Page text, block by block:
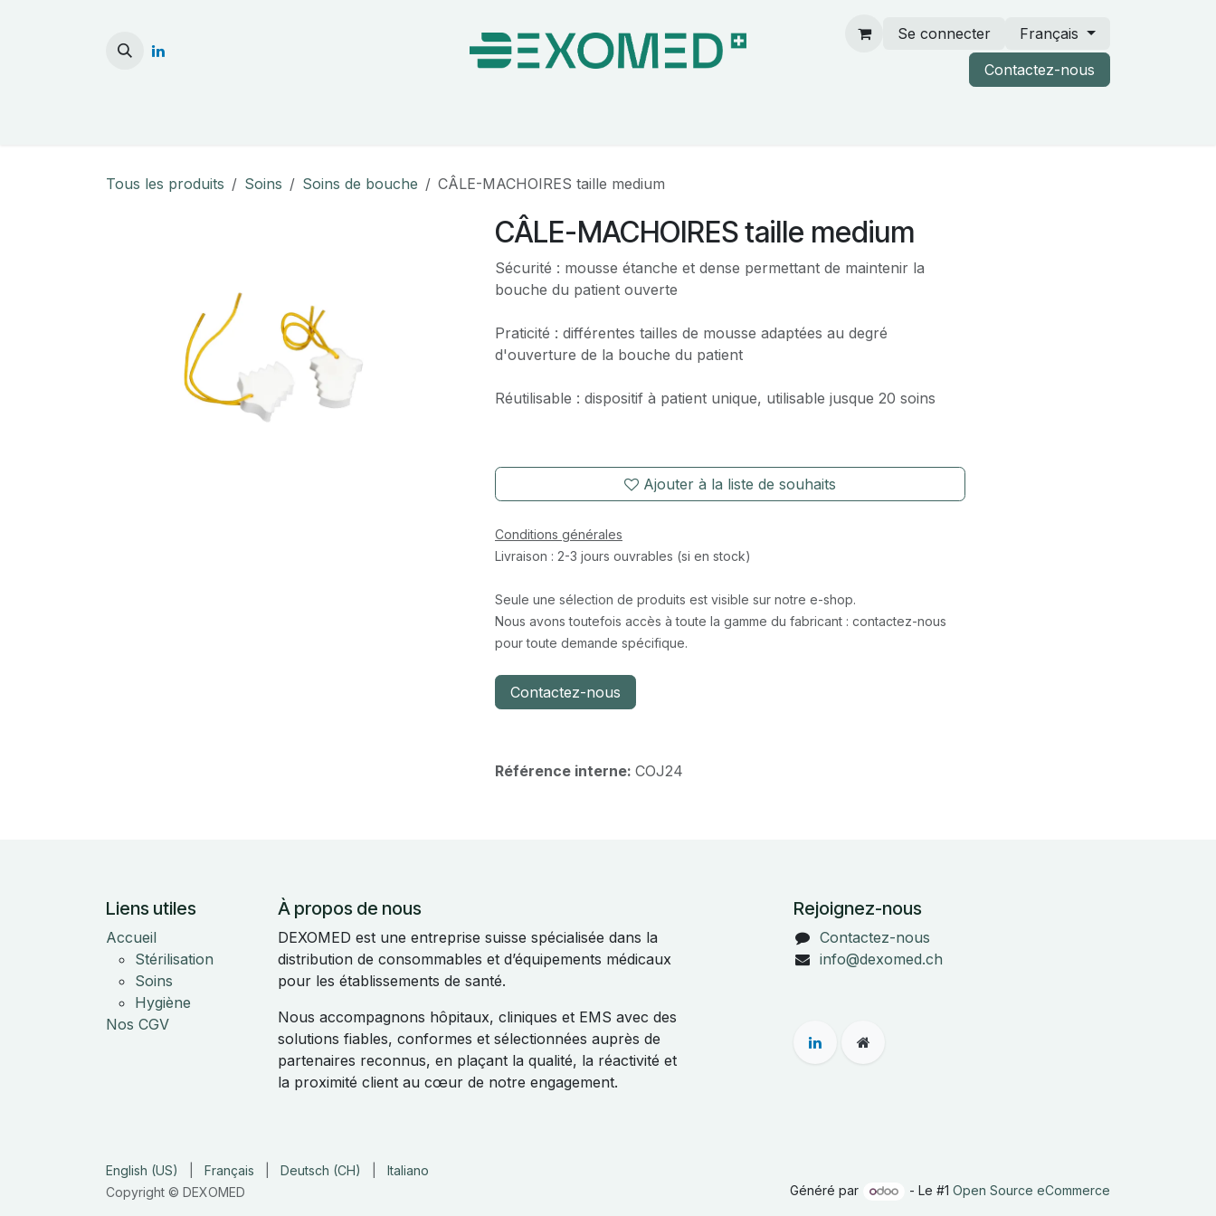
Se connecter
Français
Contactez-nous
Tous les produits Soins Soins de bouche CÂLE-MACHOIRES taille medium
CÂLE-MACHOIRES taille medium
Sécurité : mousse étanche et dense permettant de maintenir la
bouche du patient ouverte
Praticité : différentes tailles de mousse adaptées au degré
d'ouverture de la bouche du patient
Réutilisable : dispositif à patient unique, utilisable jusque 20 soins
Ajouter à la liste de souhaits
Conditions générales
Livraison : 2-3 jours ouvrables (si en stock)
Seule une sélection de produits est visible sur notre e-shop.
Nous avons toutefois accès à toute la gamme du fabricant : contactez-nous
pour toute demande spécifique.
Contactez-nous
Référence interne: COJ24
Liens utiles
Accueil
Stérilisation
Soins
Hygiène
Nos CGV
À propos de nous
DEXOMED est une entreprise suisse spécialisée dans la
distribution de consommables et d’équipements médicaux
pour les établissements de santé.
Nous accompagnons hôpitaux, cliniques et EMS avec des
solutions fiables, conformes et sélectionnées auprès de
partenaires reconnus, en plaçant la qualité, la réactivité et
la proximité client au cœur de notre engagement.
Rejoignez-nous
Contactez-nous
info@dexomed.ch
Copyright © DEXOMED
English (US) Français Deutsch (CH)
Italiano
Généré par
- Le #1 Open Source eCommerce